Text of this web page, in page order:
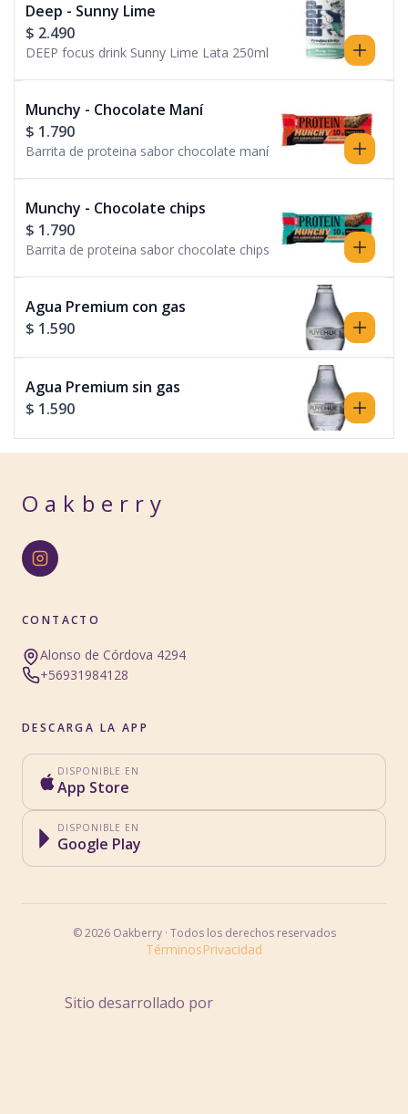
Deep - Sunny Lime
$ 2.490
DEEP focus drink Sunny Lime Lata 250ml
Munchy - Chocolate Maní
$ 1.790
Barrita de proteina sabor chocolate maní
Munchy - Chocolate chips
$ 1.790
Barrita de proteina sabor chocolate chips
Agua Premium con gas
$ 1.590
Agua Premium sin gas
$ 1.590
Oakberry
CONTACTO
Alonso de Córdova 4294
+56931984128
DESCARGA LA APP
DISPONIBLE EN
App Store
DISPONIBLE EN
Google Play
©2026 Oakberry· Todos los derechos reservados
TérminosPrivacidad
Sitio desarrollado por